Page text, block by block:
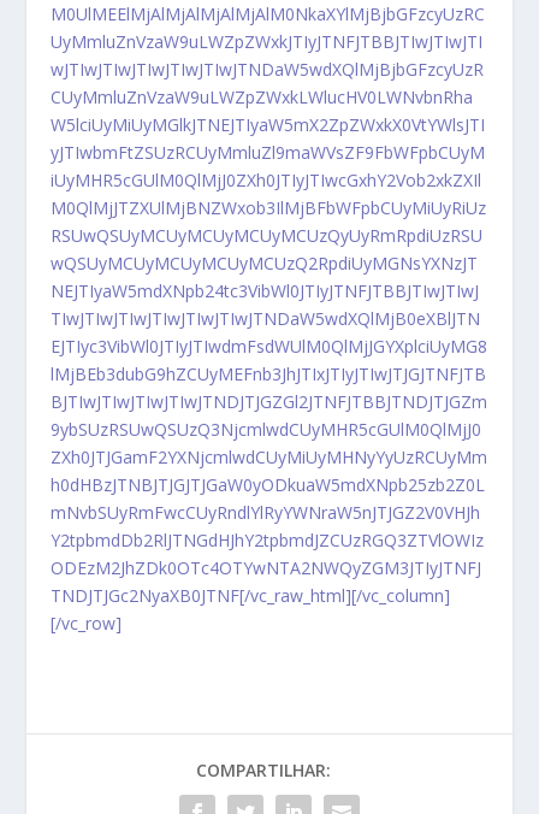
M0UlMEElMjAlMjAlMjAlMjAlM0NkaXYlMjBjbGFzcyUzRC
UyMmluZnVzaW9uLWZpZWxkJTIyJTNFJTBBJTIwJTIwJTI
wJTIwJTIwJTIwJTIwJTIwJTNDaW5wdXQlMjBjbGFzcyUzR
CUyMmluZnVzaW9uLWZpZWxkLWlucHV0LWNvbnRha
W5lciUyMiUyMGlkJTNEJTIyaW5mX2ZpZWxkX0VtYWlsJTI
yJTIwbmFtZSUzRCUyMmluZl9maWVsZF9FbWFpbCUyM
iUyMHR5cGUlM0QlMjJ0ZXh0JTIyJTIwcGxhY2Vob2xkZXIl
M0QlMjJTZXUlMjBNZWxob3IlMjBFbWFpbCUyMiUyRiUz
RSUwQSUyMCUyMCUyMCUyMCUzQyUyRmRpdiUzRSU
wQSUyMCUyMCUyMCUyMCUzQ2RpdiUyMGNsYXNzJT
NEJTIyaW5mdXNpb24tc3VibWl0JTIyJTNFJTBBJTIwJTIwJ
TIwJTIwJTIwJTIwJTIwJTIwJTNDaW5wdXQlMjB0eXBlJTN
EJTIyc3VibWl0JTIyJTIwdmFsdWUlM0QlMjJGYXplciUyMG8
lMjBEb3dubG9hZCUyMEFnb3JhJTIxJTIyJTIwJTJGJTNFJTB
BJTIwJTIwJTIwJTIwJTNDJTJGZGl2JTNFJTBBJTNDJTJGZm
9ybSUzRSUwQSUzQ3NjcmlwdCUyMHR5cGUlM0QlMjJ0
ZXh0JTJGamF2YXNjcmlwdCUyMiUyMHNyYyUzRCUyMm
h0dHBzJTNBJTJGJTJGaW0yODkuaW5mdXNpb25zb2Z0L
mNvbSUyRmFwcCUyRndlYlRyYWNraW5nJTJGZ2V0VHJh
Y2tpbmdDb2RlJTNGdHJhY2tpbmdJZCUzRGQ3ZTVlOWIz
ODEzM2JhZDk0OTc4OTYwNTA2NWQyZGM3JTIyJTNFJ
TNDJTJGc2NyaXB0JTNF[/vc_raw_html][/vc_column]
[/vc_row]
COMPARTILHAR: